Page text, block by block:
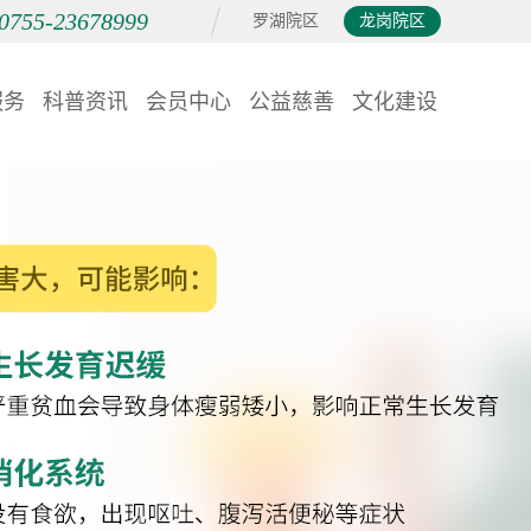
罗湖院区 龙岗院区
23678999
科普资讯 会员中心 公益慈善 文化建设